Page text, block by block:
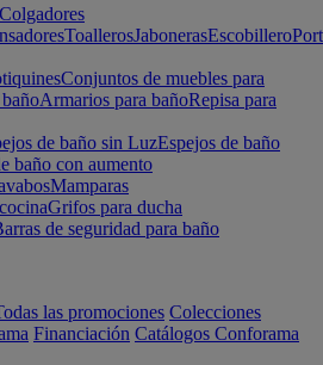
Colgadores
ToallerosJabonerasEscobillero
Conjuntos de muebles para
Armarios para bañoRepisa para
de baño sin LuzEspejos de baño
baño con aumento
Mamparas
Grifos para ducha
de seguridad para baño
las promociones Colecciones
Financiación Catálogos Conforama